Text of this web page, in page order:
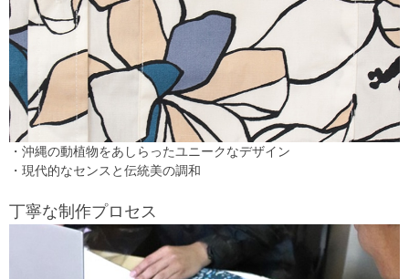
・沖縄の動植物をあしらったユニークなデザイン
・現代的なセンスと伝統美の調和
丁寧な制作プロセス